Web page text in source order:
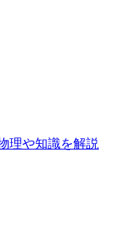
理や知識を解説